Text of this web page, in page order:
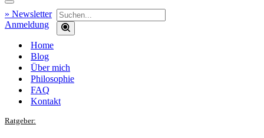
Navigationsmenü
Suchen
nach …
» Newsletter
Anmeldung
Home
Blog
Über mich
Philosophie
FAQ
Kontakt
Ratgeber: